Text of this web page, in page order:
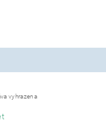
vyhrazena